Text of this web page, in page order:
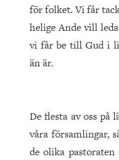
för folket. Vi får
helige Ande vill
vi får be till Gud i
än är.
De flesta av oss på
våra församlingar,
de olika